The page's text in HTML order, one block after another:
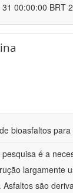
00:00:00 BRT
bioasfaltos
é a
largamente
são